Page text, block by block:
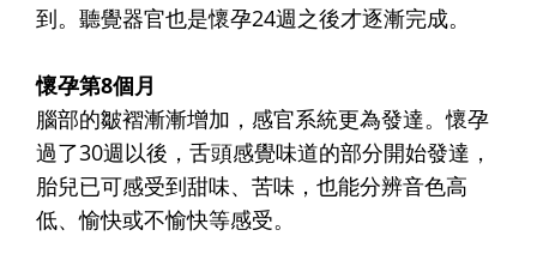
到。聽覺器官也是懷孕24週之後才逐漸完成。
懷孕第8個月
腦部的皺褶漸漸增加，感官系統更為發達。懷孕
過了30週以後，舌頭感覺味道的部分開始發達，
胎兒已可感受到甜味、苦味，也能分辨音色高
低、愉快或不愉快等感受。